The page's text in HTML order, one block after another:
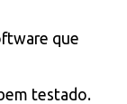
que
testado.